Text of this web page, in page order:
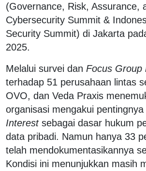
(Governance, Risk, Assurance,
Cybersecurity Summit &
Security Summit) di Jakarta
2025.
Melalui survei dan Focus Group
terhadap 51 perusahaan lintas
OVO, dan Veda Praxis
organisasi mengakui pentingnya
Interestsebagai dasar hukum
data pribadi. Namun hanya 33
telah mendokumentasikannya
Kondisi ini menunjukkan masih